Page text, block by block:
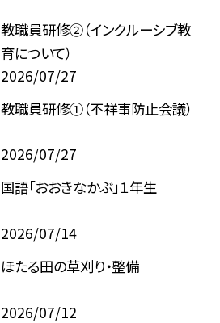
教職員研修②（インクルーシブ教
育について）
2026/07/27
教職員研修①（不祥事防止会議）
2026/07/27
国語「おおきなかぶ」１年生
2026/07/14
ほたる田の草刈り・整備
2026/07/12